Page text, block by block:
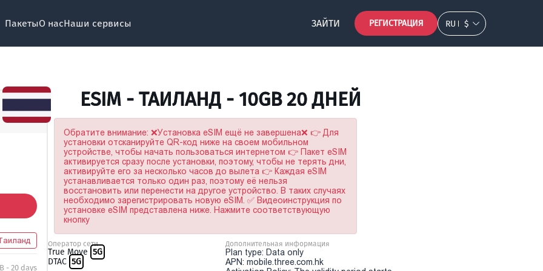
ПакетыО насНаши сервисы ЗАЙТИ РЕГИСТРАЦИЯ RU $
- 20 days
ESIM - ТАИЛАНД - 10GB 20 ДНЕЙ
Обратите внимание: ❌Установка eSIM ещё не завершена❌ 👉 Для
установки отсканируйте QR-код ниже на своем мобильном
устройстве, чтобы начать пользоваться интернетом 👉 Пакет eSIM
активируется сразу после установки, поэтому, чтобы не терять дни,
активируйте его за несколько часов до вылета 👉 Каждая eSIM
устанавливается только один раз, поэтому её нельзя
восстановить или перенести на другое устройство. В таких случаях
необходимо зарегистрировать новую eSIM. ✅ Видеоинструкция по
установке eSIM представлена ниже. Нажмите соответствующую
кнопку
Оператор сети
True Move 5G
DTAC 5G
Дополнительная информация
Plan type: Data only
APN: mobile.three.com.hk